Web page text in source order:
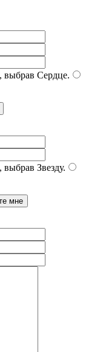
выбрав Сердце.
выбрав Звезду.